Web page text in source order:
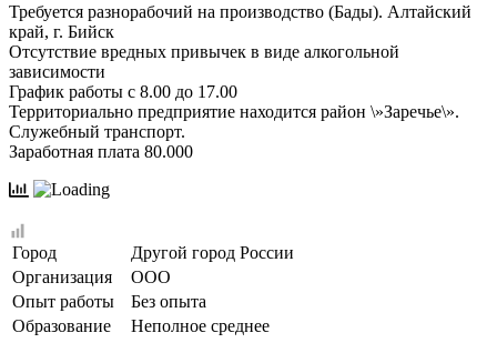
Требуется разнорабочий на производство (Бады). Алтайский
край, г. Бийск
Отсутствие вредных привычек в виде алкогольной
зависимости
График работы с 8.00 до 17.00
Территориально предприятие находится район \»Заречье\».
Служебный транспорт.
Заработная плата 80.000
Город
Другой город России
Организация
ООО
Опыт работы
Без опыта
Образование
Неполное среднее